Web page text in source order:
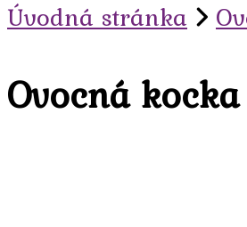
Úvodná stránka
Ovocná kocka